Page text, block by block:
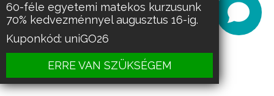
60-féle egyetemi matekos kurzusunk
70% kedvezménnyel augusztus 16-ig.
Kuponkód: uniGO26
ERRE VAN SZÜKSÉGEM